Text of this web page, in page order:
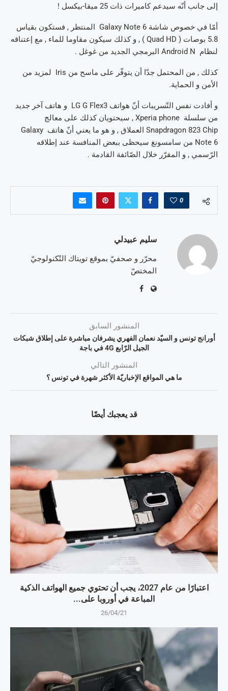
إلى جانب أنّه سيدعم كاميرات ذات 25 ميقا-بيكسل !
أمّا في خصوص شاشة Galaxy Note 6 المنتظر , فستكون بقياس
5.8 بوصات ( Quad HD ) , و كذلك سيكون مقاوما للماء , مع إعتناقه
لنظام Android N البرمجي الجديد من غوغل .
كذلك , من المحتمل جدّا أن يتوفّر على ماسح من Iris لمزيد من
الأمن و الحماية.
و أفادت نفس التّسريبات أنّ هواتف LG G Flex3 و هاتف آخر جديد
من سلسلة Xperia phone , سيحتويان كذلك على معالج
Snapdragon 823 Chip العملاق , و هو ما يعني أنّ هاتف Galaxy
Note 6 من سامسونغ سيحظى ببعض المنافسة عند إطلاقه
الرّسمي , و المقرّر خلال الصّائفة القادمة .
0
سليم عبيدلي
محرّر و صحفيّ بموقع تويتاك التّكنولوجيّ
المختصّ
المنشور السابق
أورانج تونس و السيّد نعمان الفهري يشرفان مباشرة على إطلاق شبكات
الجيل الرّابع 4G في باجة
المنشور التالي
ما هي المواقع الإخباريّة الأكثر شهرة في تونس ؟
قد يعجبك أيضًا
اعتبارًا من عام 2027، يجب أن تحتوي جميع الهواتف الذكية
المباعة في أوروبا على...
26/04/21